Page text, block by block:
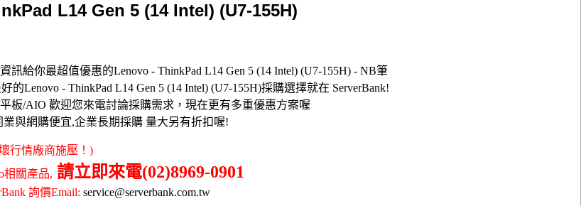
L14 Gen 5 (14 Intel) (U7-155H)
訊給你最超值優惠的Lenovo - ThinkPad L14 Gen 5 (14 Intel) (U7-155H) - NB筆
的Lenovo - ThinkPad L14 Gen 5 (14 Intel) (U7-155H)採購選擇就在 ServerBank!
板/AIO 歡迎您來電討論採購需求，現在更有多重優惠方案喔
與網購便宜,企業長期採購 量大另有折扣喔!
行情廠商施壓！)
相關產品, 請立即來電(02)8969-0901
詢價Email: service@serverbank.com.tw